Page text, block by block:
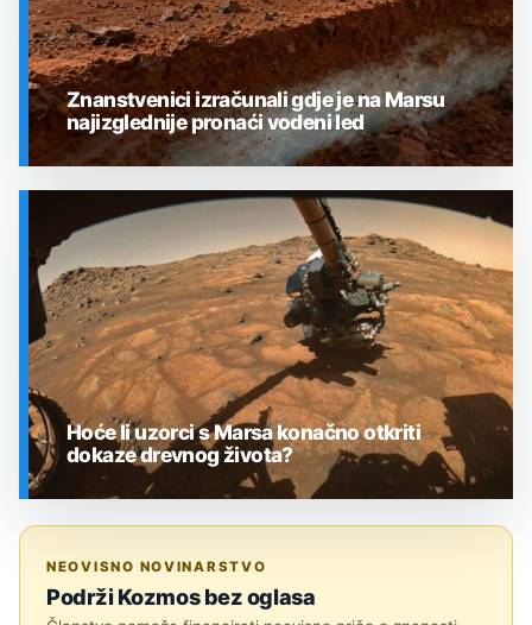
SVEMIR
Znanstvenici izračunali gdje je na Marsu
najizglednije pronaći vodeni led
Hoće li uzorci s Marsa konačno otkriti
dokaze drevnog života?
NEOVISNO NOVINARSTVO
Podrži Kozmos bez oglasa